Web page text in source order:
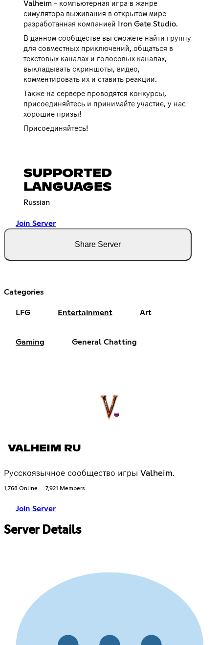
Valheim - компьютерная игра в жанре
симулятора выживания в открытом мире
разработанная компанией Iron Gate Studio.
В данном сообществе вы сможете найти группу
для совместных приключений, общаться в
текстовых каналах и голосовых каналах,
выкладывать скриншоты, видео,
комментировать их и ставить реакции.
Также на сервере проводятся конкурсы,
присоединяйтесь и принимайте участие, у нас
хорошие призы!
Присоединяйтесь!
SUPPORTED
LANGUAGES
Russian
Join Server
Share Server
Categories
LFG Entertainment Art
Gaming General Chatting
VALHEIM RU
Русскоязычное сообщество игры Valheim.
1,768 Online 7,921 Members
Join Server
Server Details